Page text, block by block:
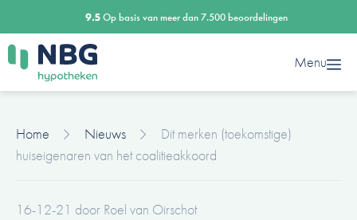
naar
de
inhoud
9.5Op basis van meer dan 7.500 beoordelingen
Menu
Home Nieuws
Dit merken (toekomstige)
huiseigenaren van het coalitieakkoord
16-12-21 door Roel van Oirschot